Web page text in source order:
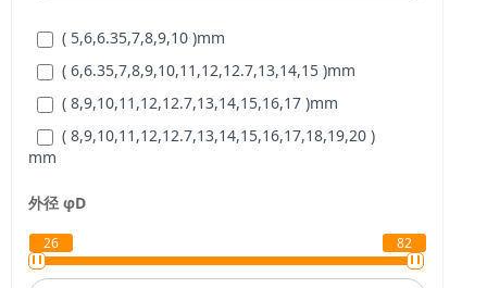
( 5,6,6.35,7,8,9,10 )mm
( 6,6.35,7,8,9,10,11,12,12.7,13,14,15 )mm
( 8,9,10,11,12,12.7,13,14,15,16,17 )mm
( 8,9,10,11,12,12.7,13,14,15,16,17,18,19,20 )
mm
( 14,15,16,17,18,19,20,22,24,25,28,30,32,35 )
mm
外径 φD
26 82